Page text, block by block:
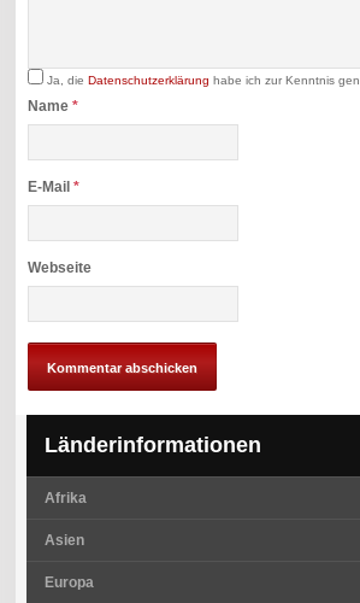
Ja, dieDatenschutzerklärung habe ich zur Kenntnis
Name*
E-Mail*
Webseite
Länderinformationen
Afrika
Asien
Europa